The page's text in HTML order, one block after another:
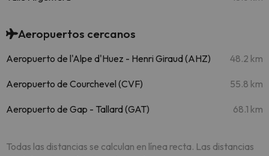
Aeropuertos cercanos
Aeropuerto de l'Alpe d'Huez - Henri Giraud (AHZ) 48.2 km
Aeropuerto de Courchevel (CVF) 55.8 km
Aeropuerto de Gap - Tallard (GAT) 68.1 km
Todas las distancias se calculan en línea recta. Las distancias